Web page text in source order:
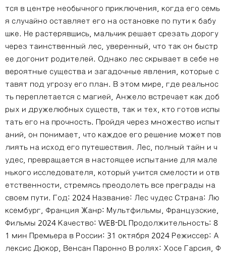
тся в центре необычного приключения, когда его семь
я случайно оставляет его на остановке по пути к бабу
шке. Не растерявшись, мальчик решает срезать дорогу
через таинственный лес, уверенный, что так он быстр
ее догонит родителей. Однако лес скрывает в себе не
вероятные существа и загадочные явления, которые с
тавят под угрозу его план. В этом мире, где реальнос
ть переплетается с магией, Анжело встречает как доб
рых и дружелюбных существ, так и тех, кто готов испы
тать его на прочность. Пройдя через множество испыт
аний, он понимает, что каждое его решение может пов
лиять на исход его путешествия. Лес, полный тайн и ч
удес, превращается в настоящее испытание для мале
нького исследователя, который учится смелости и отв
етственности, стремясь преодолеть все преграды на
своем пути. Год: 2024 Название: Лес чудес Страна: Лю
ксембург, Франция Жанр: Мультфильмы, Французские,
Фильмы 2024 Качество: WEB-DL Продолжительность: 8
1 мин Премьера в России: 31 октября 2024 Режиссер: А
лексис Дюкор, Венсан Паронно В ролях: Хосе Гарсия, Ф